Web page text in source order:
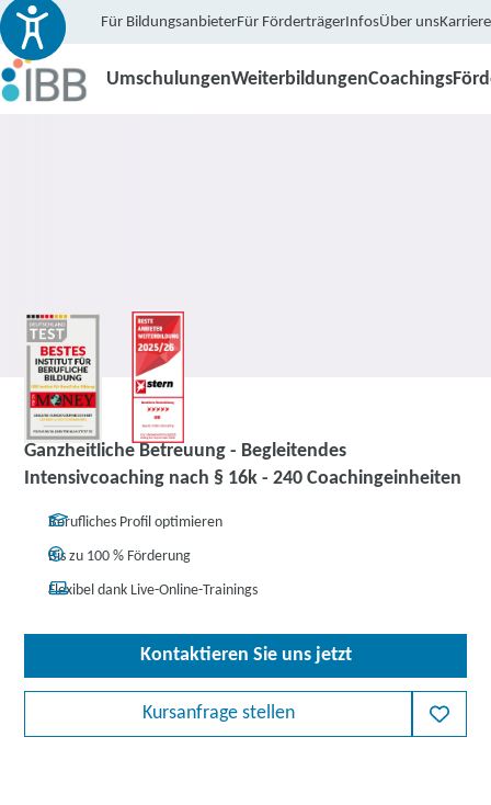
Für BildungsanbieterFür FörderträgerInfosÜber unsKarriere
UmschulungenWeiterbildungenCoachings
Coaching
Ganzheitliche Betreuung - Begleitendes
Intensivcoaching nach § 16k - 240 Coachingeinheiten
Berufliches Profil optimieren
Bis zu 100 % Förderung
Flexibel dank Live-Online-Trainings
Kontaktieren Sie uns jetzt
Kursanfrage stellen